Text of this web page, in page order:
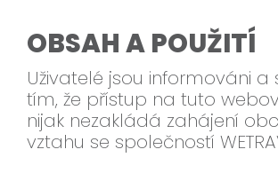
OBSAH A POUŽITÍ
Uživatelé jsou informováni a
tím, že přístup na tuto
nijak nezakládá zahájení
vztahu se společností